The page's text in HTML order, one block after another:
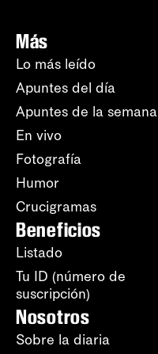
Más
Lo más leído
Apuntes del día
Apuntes de la semana
En vivo
Fotografía
Humor
Crucigramas
Beneficios
Listado
Tu ID (número de
suscripción)
Nosotros
Sobre la diaria